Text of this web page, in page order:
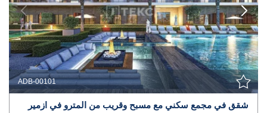
ADB-00101
شقق في مجمع سكني مع مسبح وقريب من المترو في ازمير